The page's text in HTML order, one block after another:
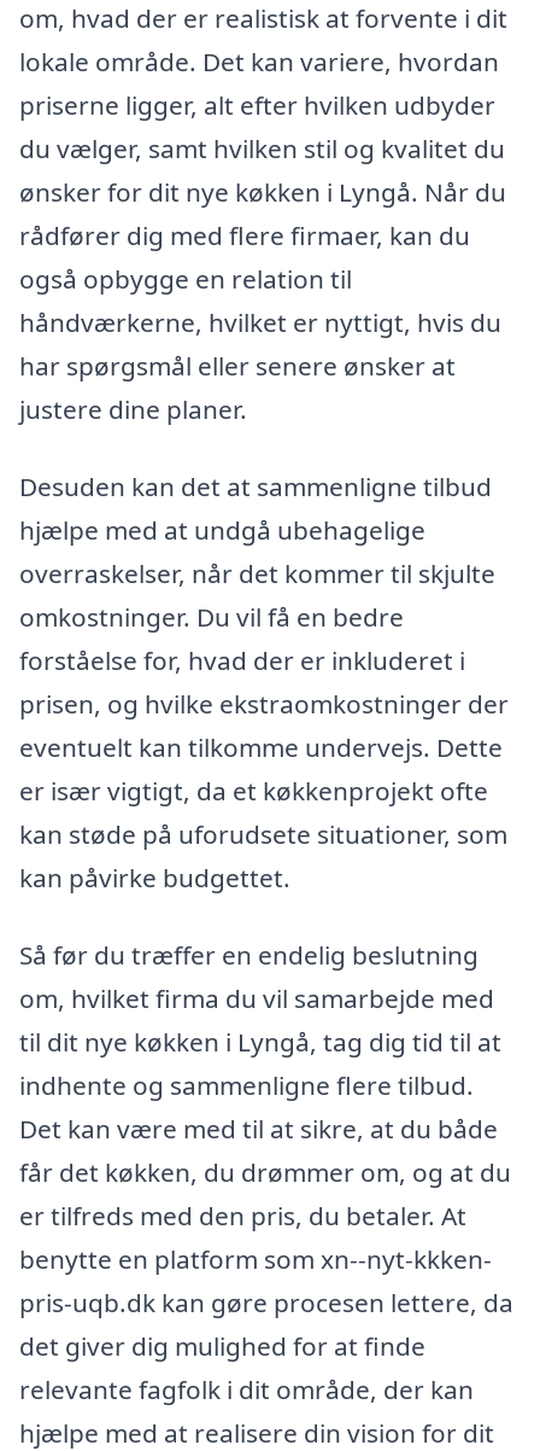
om, hvad der er realistisk at forvente i dit
lokale område. Det kan variere, hvordan
priserne ligger, alt efter hvilken udbyder
du vælger, samt hvilken stil og kvalitet du
ønsker for dit nye køkken i Lyngå. Når du
rådfører dig med flere firmaer, kan du
også opbygge en relation til
håndværkerne, hvilket er nyttigt, hvis du
har spørgsmål eller senere ønsker at
justere dine planer.
Desuden kan det at sammenligne tilbud
hjælpe med at undgå ubehagelige
overraskelser, når det kommer til skjulte
omkostninger. Du vil få en bedre
forståelse for, hvad der er inkluderet i
prisen, og hvilke ekstraomkostninger der
eventuelt kan tilkomme undervejs. Dette
er især vigtigt, da et køkkenprojekt ofte
kan støde på uforudsete situationer, som
kan påvirke budgettet.
Så før du træffer en endelig beslutning
om, hvilket firma du vil samarbejde med
til dit nye køkken i Lyngå, tag dig tid til at
indhente og sammenligne flere tilbud.
Det kan være med til at sikre, at du både
får det køkken, du drømmer om, og at du
er tilfreds med den pris, du betaler. At
benytte en platform som xn--nyt-kkken-
pris-uqb.dk kan gøre procesen lettere, da
det giver dig mulighed for at finde
relevante fagfolk i dit område, der kan
hjælpe med at realisere din vision for dit